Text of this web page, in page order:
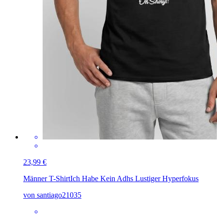
23,99 €
Männer T-ShirtIch Habe Kein Adhs Lustiger Hyperfokus
von santiago21035